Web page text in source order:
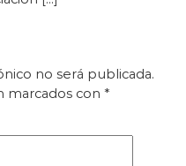
no será publicada.
marcados con *